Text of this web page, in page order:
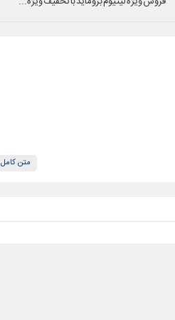
متن کامل